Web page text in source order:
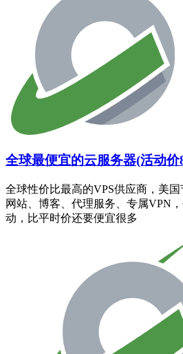
全球最便宜的云服务器(活动价
全球性价比最高的VPS供应商，美
网站、博客、代理服务、专属VPN
动，比平时价还要便宜很多